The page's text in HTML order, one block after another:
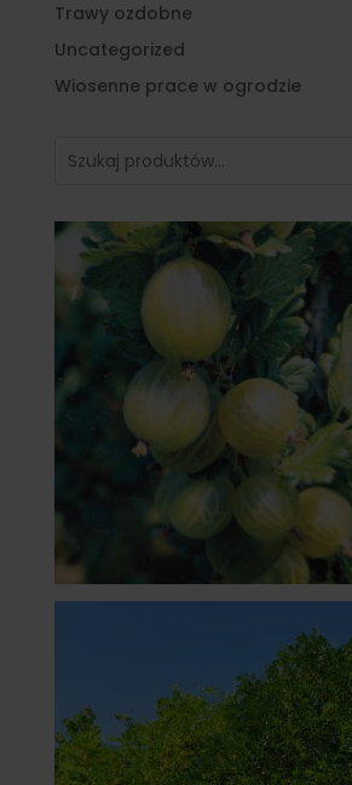
Trawy ozdobne
Uncategorized
Wiosenne prace w ogrodzie